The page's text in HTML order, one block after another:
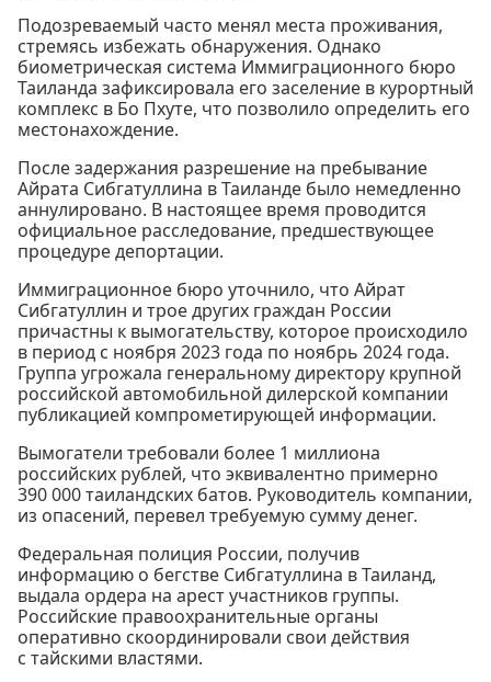
Подозреваемый часто менял места проживания,
стремясь избежать обнаружения. Однако
биометрическая система Иммиграционного бюро
Таиланда зафиксировала его заселение в курортный
комплекс в Бо Пхуте, что позволило определить его
местонахождение.
После задержания разрешение на пребывание
Айрата Сибгатуллина в Таиланде было немедленно
аннулировано. В настоящее время проводится
официальное расследование, предшествующее
процедуре депортации.
Иммиграционное бюро уточнило, что Айрат
Сибгатуллин и трое других граждан России
причастны к вымогательству, которое происходило
в период с ноября 2023 года по ноябрь 2024 года.
Группа угрожала генеральному директору крупной
российской автомобильной дилерской компании
публикацией компрометирующей информации.
Вымогатели требовали более 1 миллиона
российских рублей, что эквивалентно примерно
390 000 таиландских батов. Руководитель компании,
из опасений, перевел требуемую сумму денег.
Федеральная полиция России, получив
информацию о бегстве Сибгатуллина в Таиланд,
выдала ордера на арест участников группы.
Российские правоохранительные органы
оперативно скоординировали свои действия
с тайскими властями.